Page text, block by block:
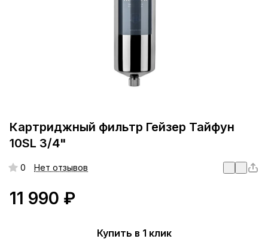
Картриджный фильтр Гейзер Тайфун
10SL 3/4"
0 Нет отзывов
11 990 ₽
Купить в 1 клик